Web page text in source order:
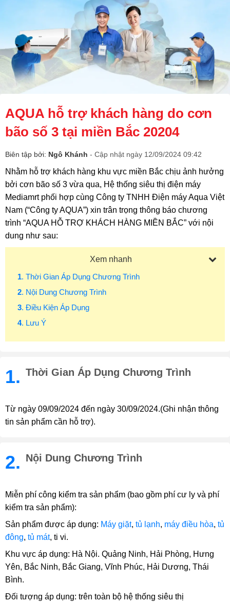
AQUA hỗ trợ khách hàng do cơn
bão số 3 tại miền Bắc 20204
Biên tập bởi: Ngô Khánh - Cập nhật ngày 12/09/2024 09:42
Nhằm hỗ trợ khách hàng khu vực miền Bắc chịu ảnh hưởng
bởi cơn bão số 3 vừa qua, Hệ thống siêu thị điện máy
Mediamrt phối hợp cùng Công ty TNHH Điện máy Aqua Việt
Nam (“Công ty AQUA”) xin trân trọng thông báo chương
trình “AQUA HỖ TRỢ KHÁCH HÀNG MIỀN BẮC” với nội
dung như sau:
Xem nhanh
1. Thời Gian Áp Dụng Chương Trình
2. Nội Dung Chương Trình
3. Điều Kiện Áp Dụng
4. Lưu Ý
1. Thời Gian Áp Dụng Chương Trình
Từ ngày 09/09/2024 đến ngày 30/09/2024.(Ghi nhận thông
tin sản phẩm cần hỗ trợ).
2. Nội Dung Chương Trình
Miễn phí công kiểm tra sản phẩm (bao gồm phí cư ly và phí
kiểm tra sản phẩm):
Sản phẩm được áp dụng: Máy giặt, tủ lạnh, máy điều hòa, tủ
đông, tủ mát, ti vi.
Khu vực áp dụng: Hà Nội. Quảng Ninh, Hải Phòng, Hưng
Yên, Bắc Ninh, Bắc Giang, Vĩnh Phúc, Hải Dương, Thái
Bình.
Đối tượng áp dụng: trên toàn bộ hệ thống siêu thị